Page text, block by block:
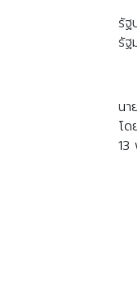
รัฐ
รัฐ
นา
โ
13